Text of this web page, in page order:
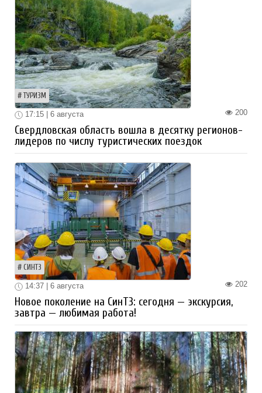
ТУРИЗМ
200
17:15 | 6 августа
Свердловская область вошла в десятку регионов-
лидеров по числу туристических поездок
СИНТЗ
202
14:37 | 6 августа
Новое поколение на СинТЗ: сегодня — экскурсия,
завтра — любимая работа!